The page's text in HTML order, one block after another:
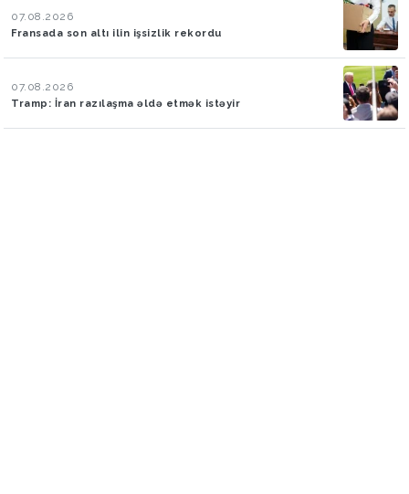
07.08.2026
Fransada son altı ilin işsizlik rekordu
07.08.2026
Tramp: İran razılaşma əldə etmək istəyir